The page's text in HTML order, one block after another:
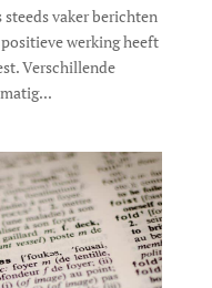
vaker berichten
werking heeft
Verschillende